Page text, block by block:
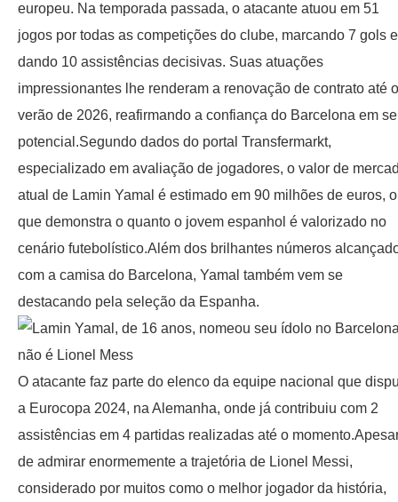
europeu. Na temporada passada, o atacante atuou em 51
jogos por todas as competições do clube, marcando 7 gols e
dando 10 assistências decisivas. Suas atuações
impressionantes lhe renderam a renovação de contrato até o
verão de 2026, reafirmando a confiança do Barcelona em
potencial.Segundo dados do portal Transfermarkt,
especializado em avaliação de jogadores, o valor de
atual de Lamin Yamal é estimado em 90 milhões de euros, o
que demonstra o quanto o jovem espanhol é valorizado no
cenário futebolístico.Além dos brilhantes números
com a camisa do Barcelona, Yamal também vem se
destacando pela seleção da Espanha.
O atacante faz parte do elenco da equipe nacional que
a Eurocopa 2024, na Alemanha, onde já contribuiu com 2
assistências em 4 partidas realizadas até o
de admirar enormemente a trajetória de Lionel Messi,
considerado por muitos como o melhor jogador da história,